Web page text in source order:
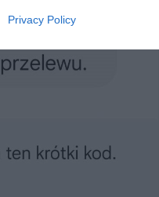
Privacy Policy